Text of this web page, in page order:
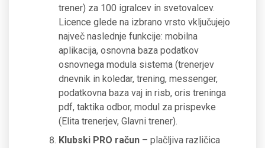
trener) za 100 igralcev in svetovalcev.
Licence glede na izbrano vrsto vključujejo
največ naslednje funkcije: mobilna
aplikacija, osnovna baza podatkov
osnovnega modula sistema (trenerjev
dnevnik in koledar, trening, messenger,
podatkovna baza vaj in risb, oris treninga
pdf, taktika odbor, modul za prispevke
(Elita trenerjev, Glavni trener).
Klubski PRO račun – plačljiva različica